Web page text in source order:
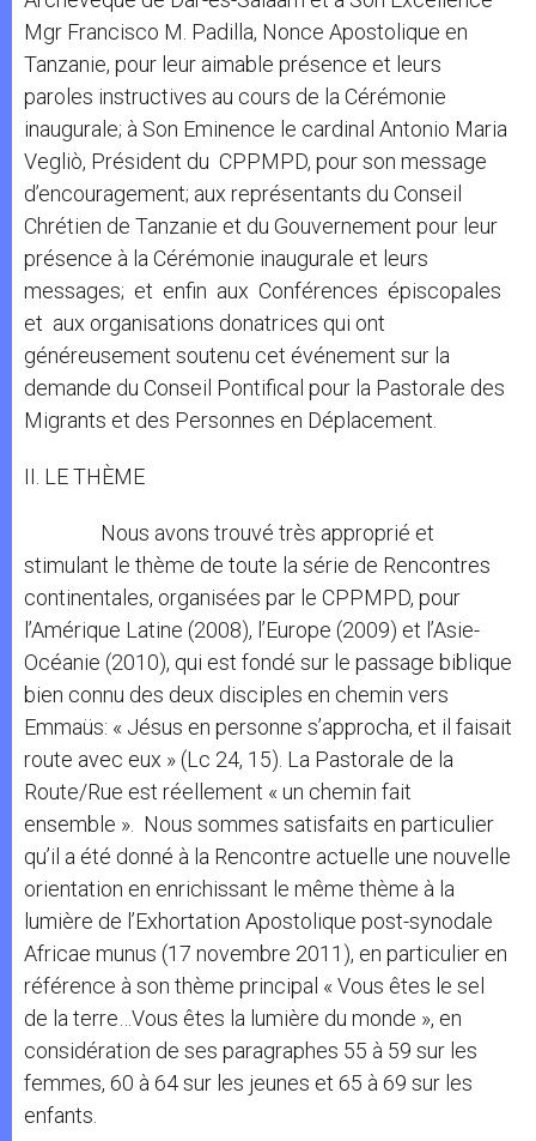
Mgr Francisco M. Padilla, Nonce Apostolique en
Tanzanie, pour leur aimable présence et leurs
paroles instructives au cours de la Cérémonie
inaugurale; à Son Eminence le cardinal Antonio Maria
Vegliò, Président du CPPMPD, pour son message
d’encouragement; aux représentants du Conseil
Chrétien de Tanzanie et du Gouvernement pour leur
présence à la Cérémonie inaugurale et leurs
messages; et enfin aux Conférences épiscopales
et aux organisations donatrices qui ont
généreusement soutenu cet événement sur la
demande du Conseil Pontifical pour la Pastorale des
Migrants et des Personnes en Déplacement.
II. LE THÈME
Nous avons trouvé très approprié et
stimulant le thème de toute la série de Rencontres
continentales, organisées par le CPPMPD, pour
l’Amérique Latine (2008), l’Europe (2009) et l’Asie-
Océanie (2010), qui est fondé sur le passage biblique
bien connu des deux disciples en chemin vers
Emmaüs: « Jésus en personne s’approcha, et il faisait
route avec eux » (Lc 24, 15). La Pastorale de la
Route/Rue est réellement « un chemin fait
ensemble ». Nous sommes satisfaits en particulier
qu’il a été donné à la Rencontre actuelle une nouvelle
orientation en enrichissant le même thème à la
lumière de l’Exhortation Apostolique post-synodale
Africae munus (17 novembre 2011), en particulier en
référence à son thème principal « Vous êtes le sel
de la terre…Vous êtes la lumière du monde », en
considération de ses paragraphes 55 à 59 sur les
femmes, 60 à 64 sur les jeunes et 65 à 69 sur les
enfants.